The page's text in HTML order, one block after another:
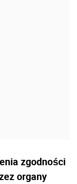
zgodności
organy